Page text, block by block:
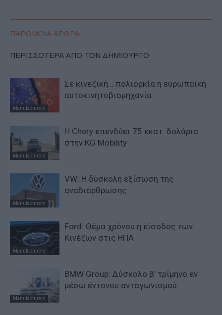
ΠΑΡΟΜΟΙΑ ΑΡΘΡΑ
ΠΕΡΙΣΣΟΤΕΡΑ ΑΠΟ ΤΟΝ ΔΗΜΙΟΥΡΓΟ
Manufacturers
Σε κινεζική… πολιορκία η ευρωπαϊκή
αυτοκινητοβιομηχανία
Manufacturers
Η Chery επενδύει 75 εκατ. δολάρια
στην KG Mobility
Manufacturers
VW: Η δύσκολη εξίσωση της
αναδιάρθρωσης
Manufacturers
Ford: Θέμα χρόνου η είσοδος των
Κινέζων στις ΗΠΑ
Manufacturers
BMW Group: Δύσκολο β’ τρίμηνο εν
μέσω έντονου ανταγωνισμού